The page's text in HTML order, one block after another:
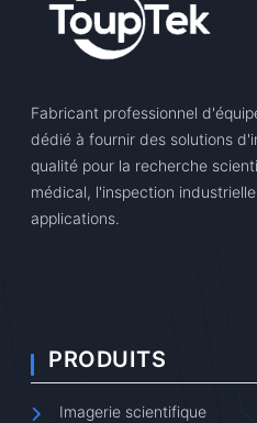
Fabricant professionnel
dédié à fournir des solutions
qualité pour la recherche
médical, l'inspection
applications.
PRODUITS
Imagerie scientifique